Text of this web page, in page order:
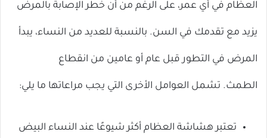
العظام في أي عمر، على الرغم من أن خطر الإصابة بالمرض
يزيد مع تقدمك في السن. بالنسبة للعديد من النساء، يبدأ
المرض في التطور قبل عام أو عامين من انقطاع
الطمث. تشمل العوامل الأخرى التي يجب مراعاتها ما يلي:
تعتبر هشاشة العظام أكثر شيوعًا عند النساء البيض